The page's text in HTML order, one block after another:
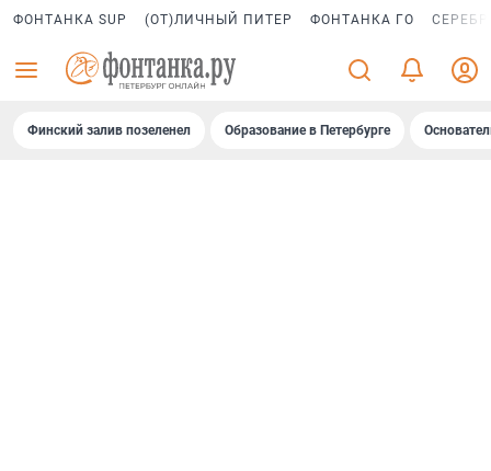
ФОНТАНКА SUP (ОТ)ЛИЧНЫЙ ПИТЕР ФОНТАНКА ГО
Финский залив позеленел Образование в Петербурге